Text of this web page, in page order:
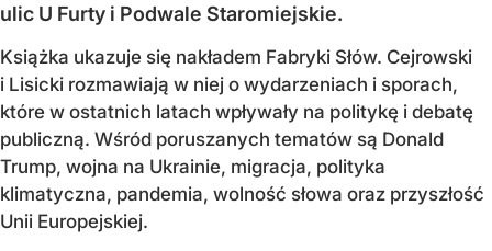
ulic U Furty i Podwale Staromiejskie.
Książka ukazuje się nakładem Fabryki Słów. Cejrowski
i Lisicki rozmawiają w niej o wydarzeniach i sporach,
które w ostatnich latach wpływały na politykę i debatę
publiczną. Wśród poruszanych tematów są Donald
Trump, wojna na Ukrainie, migracja, polityka
klimatyczna, pandemia, wolność słowa oraz przyszłość
Unii Europejskiej.